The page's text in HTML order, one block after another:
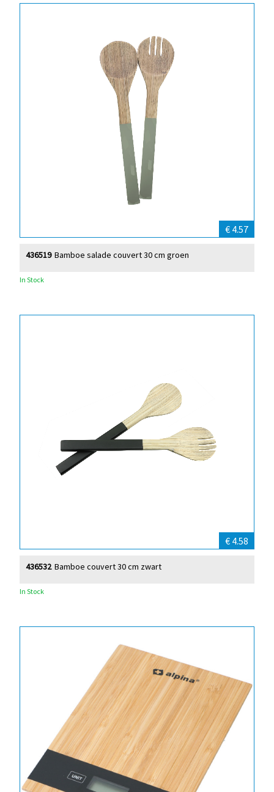
€ 4.57
Bamboe salade couvert 30 cm groen
436519
In Stock
€ 4.58
Bamboe couvert 30 cm zwart
436532
In Stock